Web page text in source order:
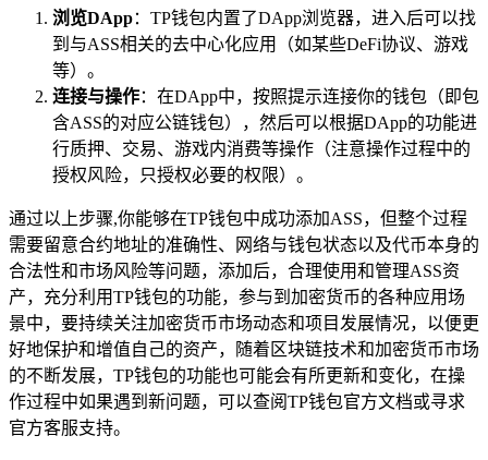
浏览DApp：TP钱包内置了DApp浏览器，进入后可以找
到与ASS相关的去中心化应用（如某些DeFi协议、游戏
等）。
连接与操作：在DApp中，按照提示连接你的钱包（即包
含ASS的对应公链钱包），然后可以根据DApp的功能进
行质押、交易、游戏内消费等操作（注意操作过程中的
授权风险，只授权必要的权限）。
通过以上步骤,你能够在TP钱包中成功添加ASS，但整个过程
需要留意合约地址的准确性、网络与钱包状态以及代币本身的
合法性和市场风险等问题，添加后，合理使用和管理ASS资
产，充分利用TP钱包的功能，参与到加密货币的各种应用场
景中，要持续关注加密货币市场动态和项目发展情况，以便更
好地保护和增值自己的资产，随着区块链技术和加密货币市场
的不断发展，TP钱包的功能也可能会有所更新和变化，在操
作过程中如果遇到新问题，可以查阅TP钱包官方文档或寻求
官方客服支持。